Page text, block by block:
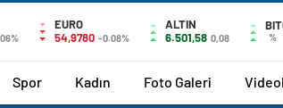
EURO
54,9780 -0.08%
ALTIN
6.501,58 0,08 %
Spor Kadın Foto Galeri